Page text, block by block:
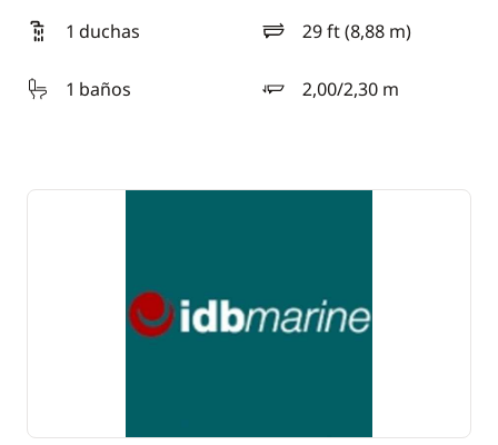
1 duchas 29 ft (8,88 m)
eslora
1 baños
2,00/2,30 m
calado